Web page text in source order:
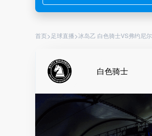
首页> 足球直播>冰岛乙 白色骑士VS弗约尼尔
白色骑士